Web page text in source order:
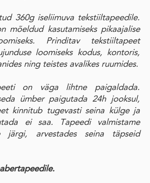
360g iseliimuva tekstiiltapeedile.
mõeldud kasutamiseks pikaajalise
Prinditav tekstiiltapeet
loomiseks kodus, kontoris,
ning teistes avalikes ruumides.
on väga lihtne paigaldada.
ümber paigutada 24h jooksul,
kinnitub tugevasti seina külge ja
ei saa. Tapeedi valmistame
järgi, arvestades seina täpseid